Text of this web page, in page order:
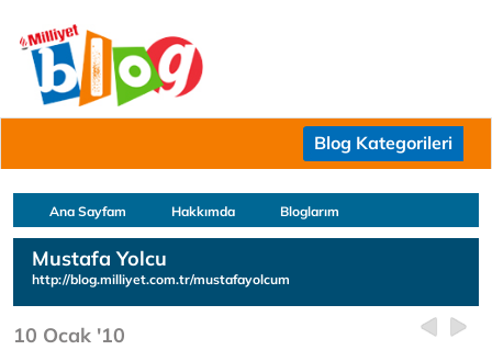
Blog Kategorileri
Ana Sayfam Hakkımda Bloglarım
Mustafa Yolcu
http://blog.milliyet.com.tr/mustafayolcum
10 Ocak '10